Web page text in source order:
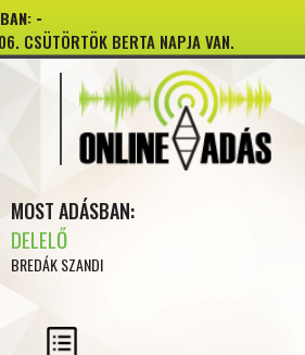
-
CSÜTÖRTÖK BERTA NAPJA VAN.
MOST ADÁSBAN:
DELELŐ
BREDÁK SZANDI